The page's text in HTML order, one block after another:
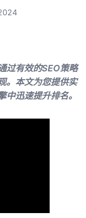
过有效的SEO策略
。本文为您提供实
中迅速提升排名。